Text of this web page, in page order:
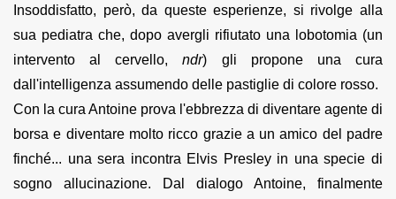
Insoddisfatto, però, da queste esperienze, si rivolge alla
sua pediatra che, dopo avergli rifiutato una lobotomia (un
intervento al cervello,ndr) gli propone una cura
dall'intelligenza assumendo delle pastiglie di colore rosso.
Con la cura Antoine prova l'ebbrezza di diventare agente di
borsa e diventare molto ricco grazie a un amico del padre
finché... una sera incontra Elvis Presley in una specie di
sogno allucinazione. Dal dialogo Antoine, finalmente